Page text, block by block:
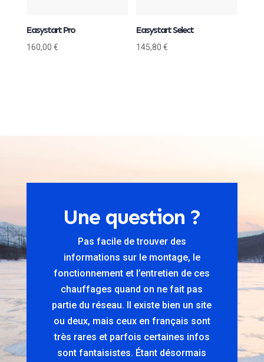
Easystart Pro
160,00 €
Easystart Select
145,80€
Une question ?
Pas facile de trouver des
informations sur le montage, le
fonctionnement et l’entretien de ces
chauffages quand on ne fait pas
partie du réseau. Il existe bien un site
ou deux, mais ceux en français sont
très rares et parfois certaines infos
sont fantaisistes. Étant désormais